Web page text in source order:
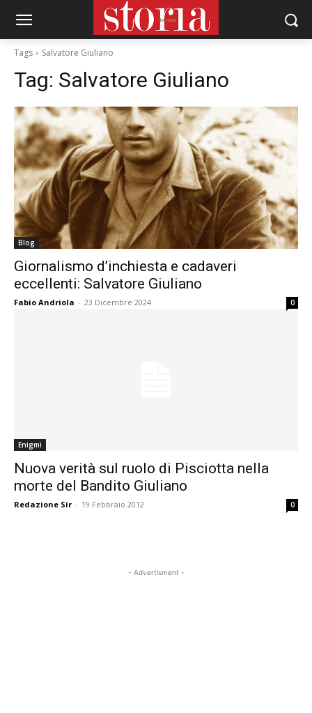
Tags Salvatore Giuliano
Tag: Salvatore Giuliano
Blog
Giornalismo d’inchiesta e cadaveri
eccellenti: Salvatore Giuliano
Fabio Andriola - 23 Dicembre 2024 0
Enigmi
Nuova verità sul ruolo di Pisciotta nella
morte del Bandito Giuliano
Redazione Sir - 19 Febbraio 2012 0
- Advertisment -